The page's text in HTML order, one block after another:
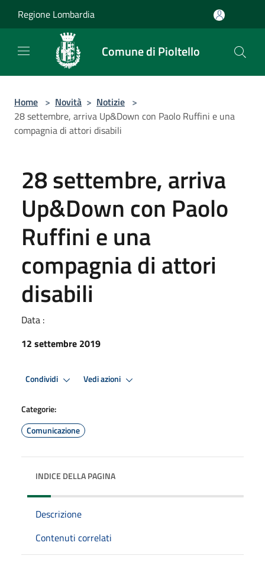
Regione Lombardia
Comune di Pioltello
Home > Novità > Notizie >
28 settembre, arriva Up&Down con Paolo Ruffini e una
compagnia di attori disabili
28 settembre, arriva
Up&Down con Paolo
Ruffini e una
compagnia di attori
disabili
Data :
12 settembre 2019
Condividi Vedi azioni
Categorie:
Comunicazione
INDICE DELLA PAGINA
Descrizione
Contenuti correlati